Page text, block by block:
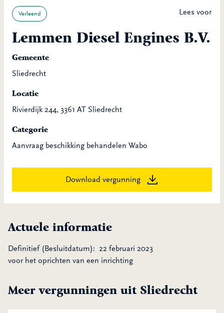
Lees voor
Verleend
Lemmen Diesel Engines B.V.
Gemeente
Sliedrecht
Locatie
Rivierdijk 244, 3361 AT Sliedrecht
Categorie
Aanvraag beschikking behandelen Wabo
Download vergunning
Actuele informatie
Definitief (Besluitdatum): 22 februari 2023
voor het oprichten van een inrichting
Meer vergunningen uit Sliedrecht